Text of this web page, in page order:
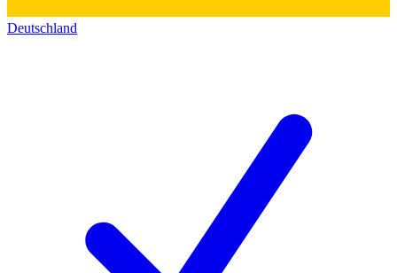
Deutschland